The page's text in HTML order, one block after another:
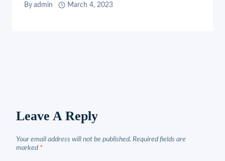
By admin March 4, 2023
Leave A Reply
Your email address will not be published. Required fields are
marked *